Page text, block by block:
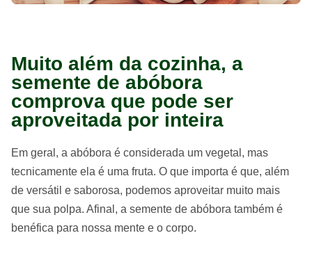
Muito além da cozinha, a
semente de abóbora
comprova que pode ser
aproveitada por inteira
Em geral, a abóbora é considerada um vegetal, mas
tecnicamente ela é uma fruta. O que importa é que, além
de versátil e saborosa, podemos aproveitar muito mais
que sua polpa. Afinal, a semente de abóbora também é
benéfica para nossa mente e o corpo.